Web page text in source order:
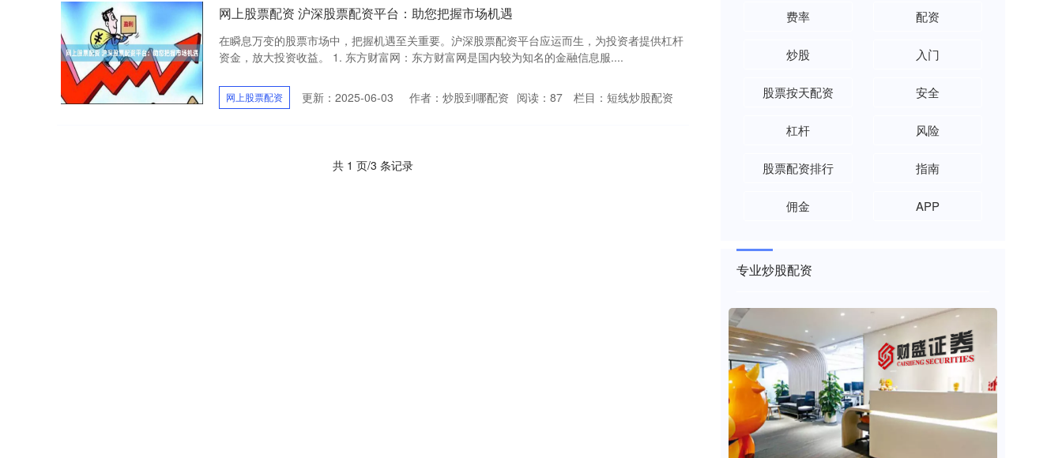
网上股票配资 沪深股票配资平台：助您把握市场机遇
在瞬息万变的股票市场中，把握机遇至关重要。沪深股票配资平台应运而生，为投资者提供杠杆
资金，放大投资收益。 1. 东方财富网：东方财富网是国内较为知名的金融信息服....
网上股票配资 更新：2025-06-03 作者：炒股到哪配资 阅读： 87 栏目： 短线炒股配资
共 1 页/3 条记录
费率 配资
炒股 入门
股票按天配资 安全
杠杆 风险
股票配资排行 指南
佣金 APP
专业炒股配资